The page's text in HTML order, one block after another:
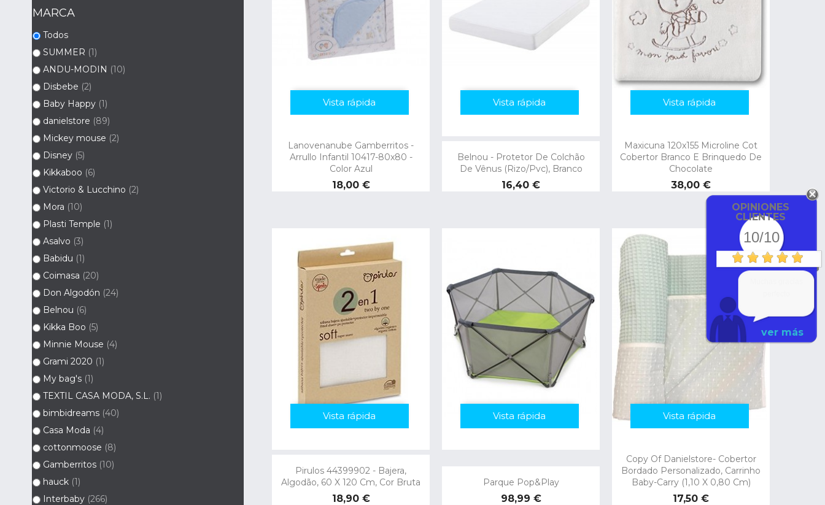
MARCA
Todos
SUMMER (1)
ANDU-MODIN (10)
Disbebe (2)
Baby Happy (1)
danielstore (89)
Mickey mouse (2)
Disney (5)
Kikkaboo (6)
Victorio & Lucchino (2)
Mora (10)
Plasti Temple (1)
Asalvo (3)
Babidu (1)
Coimasa (20)
Don Algodón (24)
Belnou (6)
Kikka Boo (5)
Minnie Mouse (4)
Grami 2020 (1)
My bag's (1)
TEXTIL CASA MODA, S.L. (1)
bimbidreams (40)
Casa Moda (4)
cottonmoose (8)
Gamberritos (10)
hauck (1)
Interbaby (266)
Lanovenanube Gamberritos -
Arrullo Infantil 10417-80x80 -
Color Azul
Preço
18,00 €
Vista rápida
Belnou - Protetor De Colchão
De Vênus (rizo/pvc), Branco
Preço
16,40 €
Vista rápida
Maxicuna 120x155 Microline Cot
Cobertor Branco E Brinquedo De
Chocolate
Preço
38,00 €
Vista rápida
Pirulos 44399902 - Bajera,
Algodão, 60 X 120 Cm, Cor Bruta
Preço
18,90 €
Vista rápida
Parque Pop&Play
Preço
98,99 €
Vista rápida
Copy Of Danielstore- Cobertor
Bordado Personalizado, Carrinho
Baby-Carry (1,10 X 0,80 Cm)
Preço
17,50 €
Vista rápida
OPINIONES
CLIENTES
10/10
ver más